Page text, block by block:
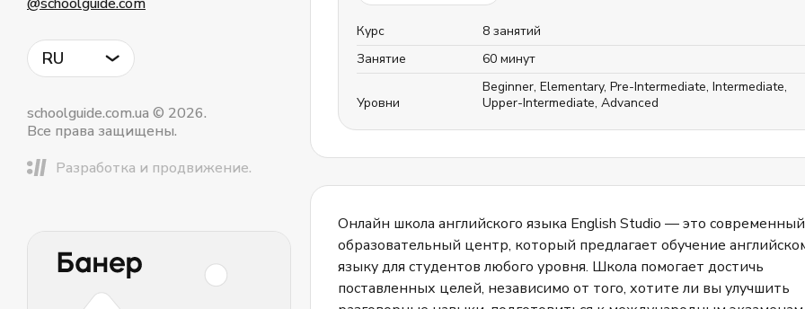
RU
schoolguide.com.ua © 2026.
Все права защищены.
Разработка и продвижение.
Курс
8 занятий
Занятие
60 минут
Уровни
Beginner, Elementary, Pre-Intermediate, Intermediate,
Upper-Intermediate, Advanced
Онлайн школа английского языка English Studio — это современный
образовательный центр, который предлагает обучение
языку для студентов любого уровня. Школа помогает достичь
поставленных целей, независимо от того, хотите ли вы улучшить